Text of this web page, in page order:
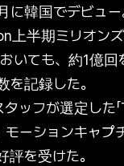
韓国でデビュー
上半期ミリオン
いても、約1億
記録した。
ッフが選定した
ーションキャプ
を受けた。